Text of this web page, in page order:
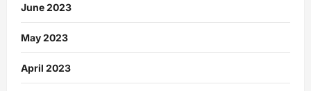
June 2023
May 2023
April 2023